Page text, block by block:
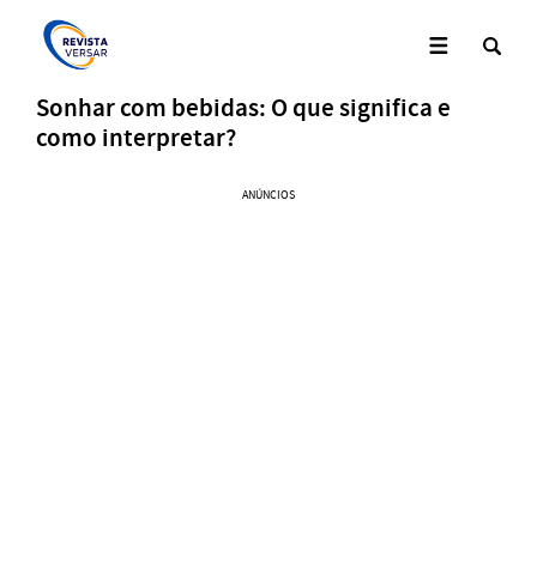
Sonhar com bebidas: O que significa e
como interpretar?
ANÚNCIOS